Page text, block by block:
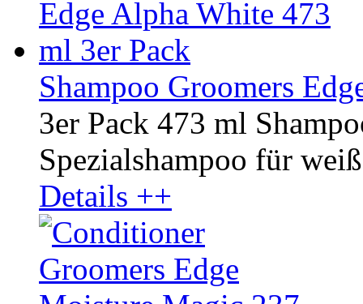
Shampoo Groomers
3er Pack 473 ml
Spezialshampoo für
Details ++